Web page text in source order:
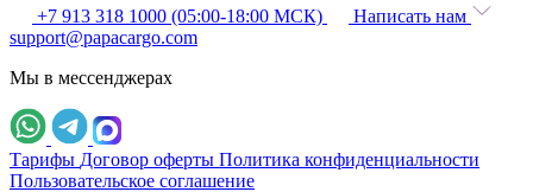
+7 913 318 1000 (05:00-18:00 МСК)
Написать нам
support@papacargo.com
Мы в мессенджерах
Тарифы Договор оферты Политика конфиденциальности
Пользовательское соглашение